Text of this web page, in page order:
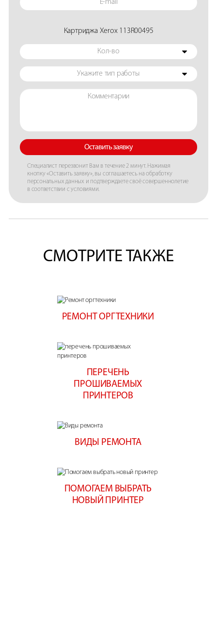
Картриджа Xerox 113R00495
Кол-во
Укажите тип работы
Оставить заявку
Специалист перезвонит Вам в течение 2 минут. Нажимая
кнопку «Оставить заявку», вы соглашаетесь на обработку
персональных данных и подтверждаете своё совершеннолетие
в соответствии с условиями.
СМОТРИТЕ ТАКЖЕ
РЕМОНТ ОРГТЕХНИКИ
ПЕРЕЧЕНЬ
ПРОШИВАЕМЫХ
ПРИНТЕРОВ
ВИДЫ РЕМОНТА
ПОМОГАЕМ ВЫБРАТЬ
НОВЫЙ ПРИНТЕР